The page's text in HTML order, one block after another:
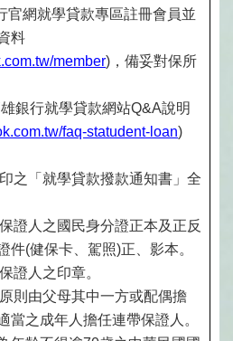
官網就學貸款專區註冊會員並
料
member) ，備妥對保所
銀行就學貸款網站Q&A說明
faq-statudent-loan)
之「就學貸款撥款通知書」全
證人之國民身分證正本及正反
件(健保卡、駕照)正、影本。
證人之印章。
則由父母其中一方或配偶擔
當之成年人擔任連帶保證人。